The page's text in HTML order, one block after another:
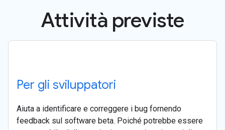
Attività previste
Per gli sviluppatori
Aiuta a identificare e correggere i bug fornendo
feedback sul software beta. Poiché potrebbe essere